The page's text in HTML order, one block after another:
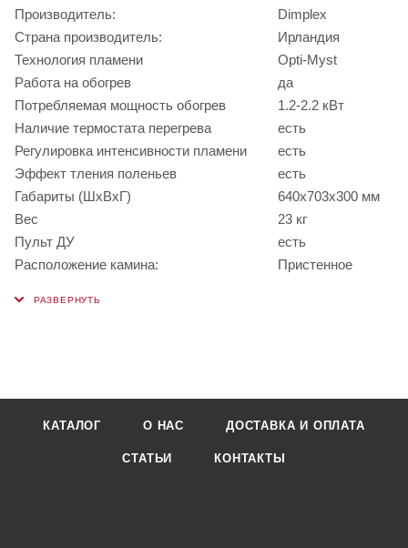
Производитель:
Dimplex
Страна производитель:
Ирландия
Технология пламени
Opti-Myst
Работа на обогрев
да
Потребляемая мощность обогрев
1.2-2.2 кВт
Наличие термостата перегрева
есть
Регулировка интенсивности пламени
есть
Эффект тления поленьев
есть
Габариты (ШхВxГ)
640х703х300 мм
Вес
23 кг
Пульт ДУ
есть
Расположение камина:
Пристенное
КАТАЛОГ О НАС ДОСТАВКА И ОПЛАТА
СТАТЬИ КОНТАКТЫ